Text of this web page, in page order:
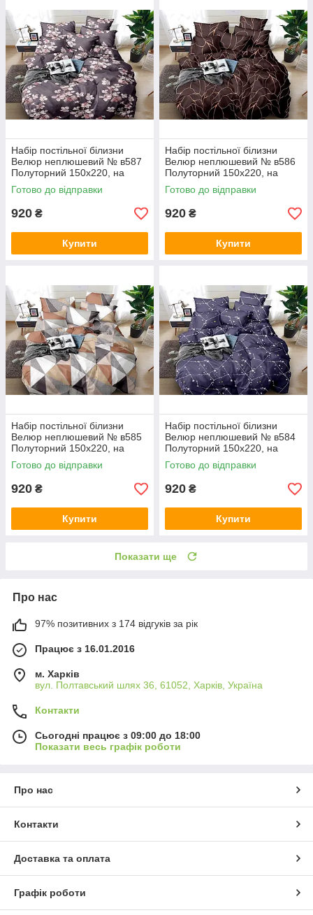
Набір постільної білизни
Велюр неплюшевий № в587
Полуторний 150х220, на
кнопках
Готово до відправки
920 ₴
Купити
Набір постільної білизни
Велюр неплюшевий № в586
Полуторний 150х220, на
кнопках
Готово до відправки
920 ₴
Купити
Набір постільної білизни
Велюр неплюшевий № в585
Полуторний 150х220, на
кнопках
Готово до відправки
920 ₴
Купити
Набір постільної білизни
Велюр неплюшевий № в584
Полуторний 150х220, на
кнопках
Готово до відправки
920 ₴
Купити
Показати ще
Про нас
97% позитивних з 174 відгуків за рік
Працює з 16.01.2016
м. Харків
вул. Полтавський шлях 36, 61052, Харків, Україна
Контакти
Сьогодні працює з 09:00 до 18:00
Показати весь графік роботи
Про нас
Контакти
Доставка та оплата
Графік роботи